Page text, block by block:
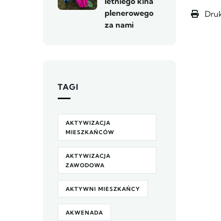
plenerowego
za nami
TAGI
AKTYWIZACJA
MIESZKAŃCÓW
AKTYWIZACJA
ZAWODOWA
AKTYWNI MIESZKAŃCY
AKWENADA